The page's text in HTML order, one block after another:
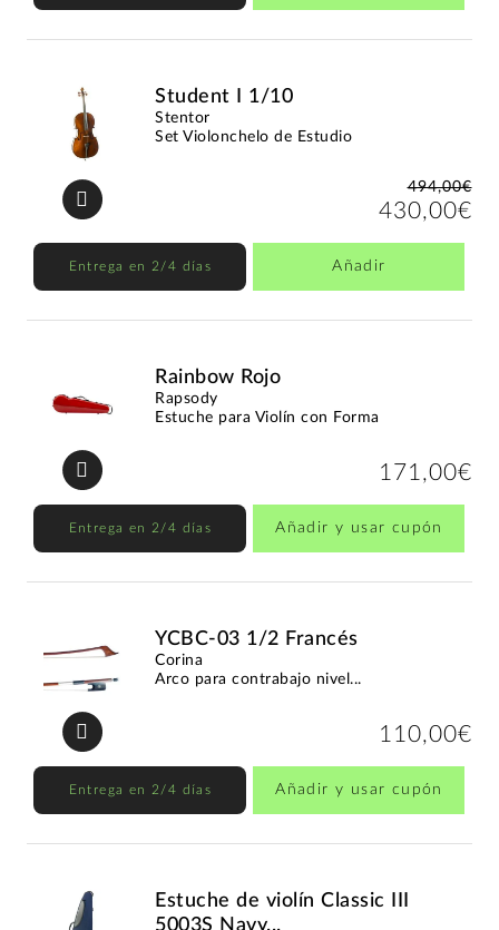
Student I 1/10
Stentor
Set Violonchelo de Estudio
494,00€
430,00€
Entrega en 2/4 días Añadir
Rainbow Rojo
Rapsody
Estuche para Violín con Forma
171,00€
Entrega en 2/4 días Añadir y usar cupón
YCBC-03 1/2 Francés
Corina
Arco para contrabajo nivel...
110,00€
Entrega en 2/4 días Añadir y usar cupón
Estuche de violín Classic III
5003S Navy...